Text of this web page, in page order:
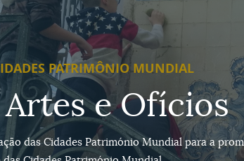
PATRIMÔNIO MUNDIAL
e Ofícios
das Cidades Património Mundial para a